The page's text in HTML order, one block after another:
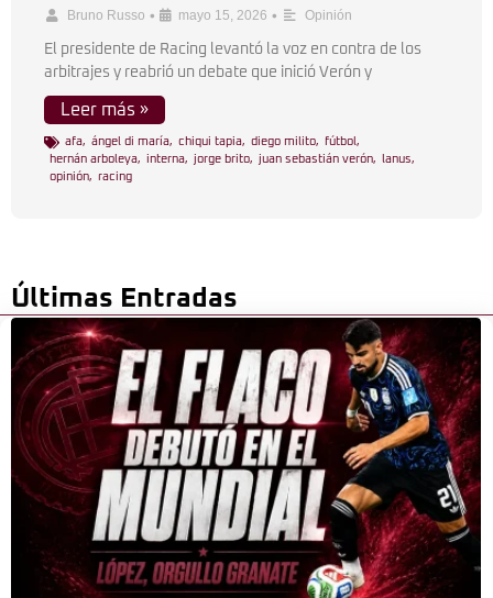
Bruno Russo • mayo 15, 2026 • Opinión
El presidente de Racing levantó la voz en contra de los
arbitrajes y reabrió un debate que inició Verón y
Leer más »
afa, ángel di maría, chiqui tapia, diego milito, fútbol ,
hernán arboleya, interna, jorge brito, juan sebastián verón, lanus,
opinión, racing
Últimas Entradas